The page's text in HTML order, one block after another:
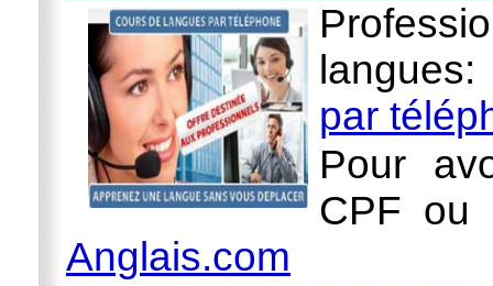
par
Pour
CPF ou
Anglais.com